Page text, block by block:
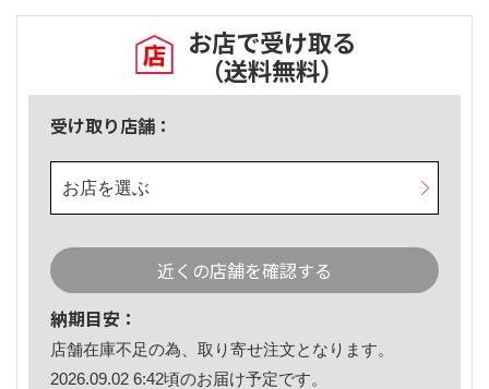
お店で受け取る
（送料無料）
受け取り店舗：
お店を選ぶ
近くの店舗を確認する
納期目安：
店舗在庫不足の為、取り寄せ注文となります。
2026.09.02 6:42頃のお届け予定です。